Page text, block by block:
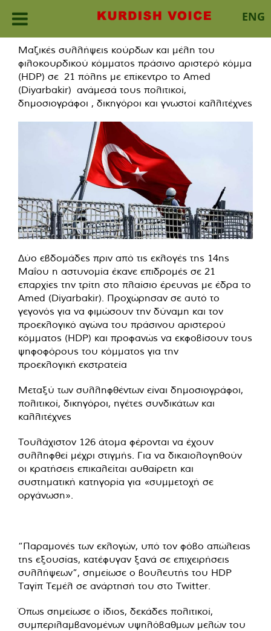
ENG
content
Μαζικές συλλήψεις κούρδων και μέλη του
φιλοκουρδικού κόμματος πράσινο αριστερό κόμμα
(HDP) σε 21 πόλης με επίκεντρο το Amed
(Diyarbakir) ανάμεσά τους πολιτικοί,
δημοσιογράφοι , δικηγόροι και γνωστοί καλλιτέχνες
Δύο εβδομάδες πριν από τις εκλογές της 14ης
Μαΐου η αστυνομία έκανε επιδρομές σε 21
επαρχίες την τρίτη στο πλαίσιο έρευνας με έδρα το
Amed (Diyarbakir). Προχώρησαν σε αυτό το
γεγονός για να φιμώσουν την δύναμη και τον
προεκλογικό αγώνα του πράσινου αριστερού
κόμματος (HDP) και προφανώς να εκφοβίσουν τους
ψηφοφόρους του κόμματος για την
προεκλογική εκστρατεία
Μεταξύ των συλληφθέντων είναι δημοσιογράφοι,
πολιτικοί, δικηγόροι, ηγέτες συνδικάτων και
καλλιτέχνες
Τουλάχιστον 126 άτομα φέρονται να έχουν
συλληφθεί μέχρι στιγμής. Για να δικαιολογηθούν
οι κρατήσεις επικαλείται αυθαίρετη και
συστηματική κατηγορία για «συμμετοχή σε
οργάνωση».
“Παραμονές των εκλογών, υπό τον φόβο απώλειας
της εξουσίας, κατέφυγαν ξανά σε επιχειρήσεις
συλλήψεων”, σημείωσε ο βουλευτής του HDP
Ταγίπ Τεμέλ σε ανάρτησή του στο Twitter.
Όπως σημείωσε ο ίδιος, δεκάδες πολιτικοί,
συμπεριλαμβανομένων υψηλόβαθμων μελών του